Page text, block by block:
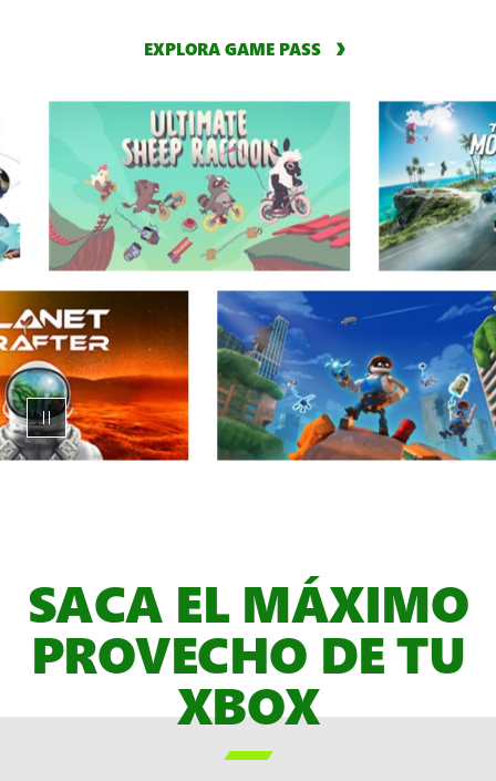
EXPLORA GAME PASS
juegos
XBOX
Game
MARCADOR
SACA EL MÁXIMO
PROVECHO DE TU
XBOX
